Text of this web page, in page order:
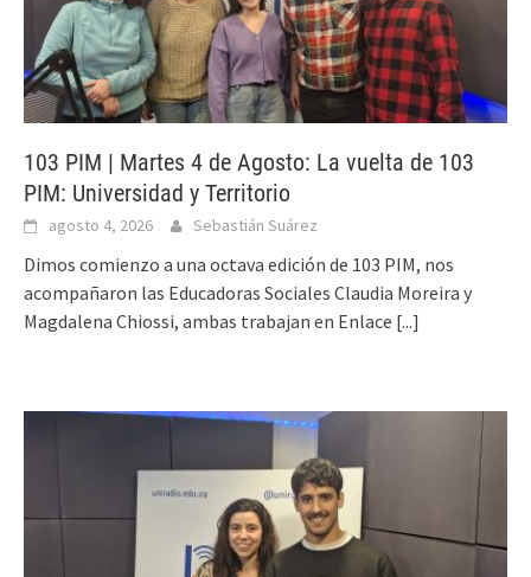
103 PIM | Martes 4 de Agosto: La vuelta de 103
PIM: Universidad y Territorio
agosto 4, 2026 Sebastián Suárez
Dimos comienzo a una octava edición de 103 PIM, nos
acompañaron las Educadoras Sociales Claudia Moreira y
Magdalena Chiossi, ambas trabajan en Enlace [...]